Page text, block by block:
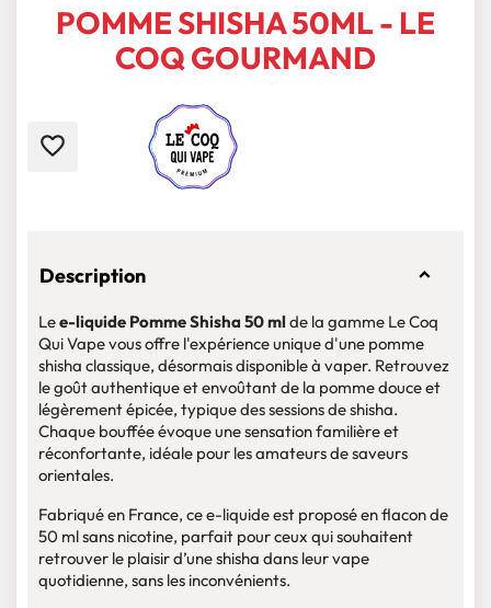
POMME SHISHA 50ML - LE
COQ GOURMAND
favorite_border
Description
Lee-liquide Pomme Shisha 50 ml de la gamme Le Coq
Qui Vape vous offre l'expérience unique d'une pomme
shisha classique, désormais disponible à vaper. Retrouvez
le goût authentique et envoûtant de la pomme douce et
légèrement épicée, typique des sessions de shisha.
Chaque bouffée évoque une sensation familière et
réconfortante, idéale pour les amateurs de saveurs
orientales.
Fabriqué en France, ce e-liquide est proposé en flacon de
50 ml sans nicotine, parfait pour ceux qui souhaitent
retrouver le plaisir d’une shisha dans leur vape
quotidienne, sans les inconvénients.